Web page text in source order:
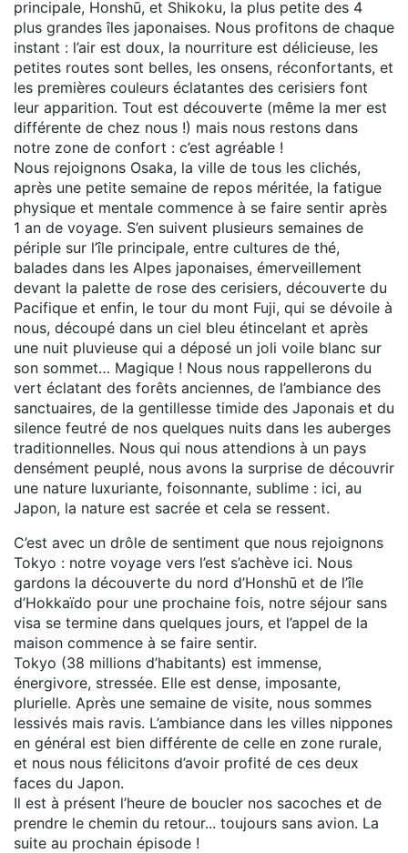
principale, Honshū, et Shikoku, la plus petite des 4
plus grandes îles japonaises. Nous profitons de chaque
instant : l’air est doux, la nourriture est délicieuse, les
petites routes sont belles, les onsens, réconfortants, et
les premières couleurs éclatantes des cerisiers font
leur apparition. Tout est découverte (même la mer est
différente de chez nous !) mais nous restons dans
notre zone de confort : c’est agréable !
Nous rejoignons Osaka, la ville de tous les clichés,
après une petite semaine de repos méritée, la fatigue
physique et mentale commence à se faire sentir après
1 an de voyage. S’en suivent plusieurs semaines de
périple sur l’île principale, entre cultures de thé,
balades dans les Alpes japonaises, émerveillement
devant la palette de rose des cerisiers, découverte du
Pacifique et enfin, le tour du mont Fuji, qui se dévoile à
nous, découpé dans un ciel bleu étincelant et après
une nuit pluvieuse qui a déposé un joli voile blanc sur
son sommet… Magique ! Nous nous rappellerons du
vert éclatant des forêts anciennes, de l’ambiance des
sanctuaires, de la gentillesse timide des Japonais et du
silence feutré de nos quelques nuits dans les auberges
traditionnelles. Nous qui nous attendions à un pays
densément peuplé, nous avons la surprise de découvrir
une nature luxuriante, foisonnante, sublime : ici, au
Japon, la nature est sacrée et cela se ressent.
C’est avec un drôle de sentiment que nous rejoignons
Tokyo : notre voyage vers l’est s’achève ici. Nous
gardons la découverte du nord d’Honshū et de l’île
d’Hokkaïdo pour une prochaine fois, notre séjour sans
visa se termine dans quelques jours, et l’appel de la
maison commence à se faire sentir.
Tokyo (38 millions d’habitants) est immense,
énergivore, stressée. Elle est dense, imposante,
plurielle. Après une semaine de visite, nous sommes
lessivés mais ravis. L’ambiance dans les villes nippones
en général est bien différente de celle en zone rurale,
et nous nous félicitons d’avoir profité de ces deux
faces du Japon.
Il est à présent l’heure de boucler nos sacoches et de
prendre le chemin du retour... toujours sans avion. La
suite au prochain épisode !